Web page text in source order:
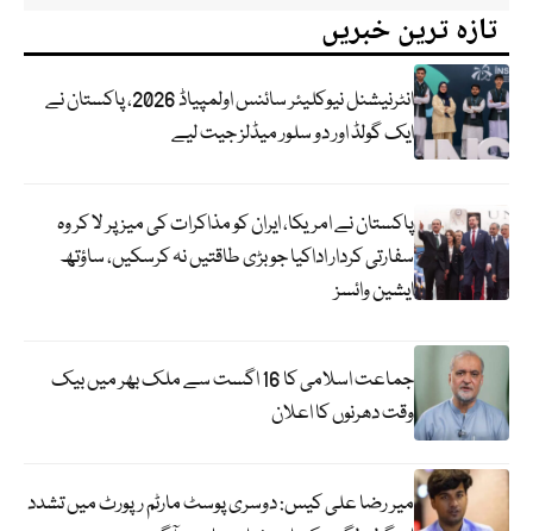
تازہ ترین خبریں
انٹرنیشنل نیوکلیئر سائنس اولمپیاڈ 2026، پاکستان نے
ایک گولڈ اور دو سلور میڈلز جیت لیے
پاکستان نے امریکا، ایران کو مذاکرات کی میز پر لا کر وہ
سفارتی کردار اداکیا جو بڑی طاقتیں نہ کرسکیں، ساؤتھ
ایشین وائسز
جماعت اسلامی کا 16 اگست سے ملک بھر میں بیک
وقت دھرنوں کا اعلان
میر رضا علی کیس: دوسری پوسٹ مارٹم رپورٹ میں تشدد